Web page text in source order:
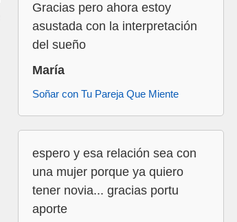
Gracias pero ahora estoy
asustada con la interpretación
del sueño
María
Soñar con Tu Pareja Que Miente
espero y esa relación sea con
una mujer porque ya quiero
tener novia... gracias portu
aporte